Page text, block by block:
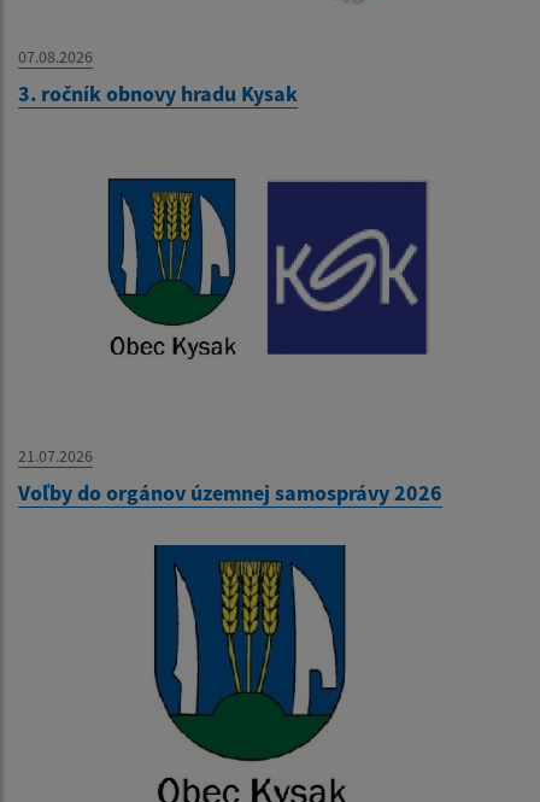
07.08.2026
3. ročník obnovy hradu Kysak
21.07.2026
Voľby do orgánov územnej samosprávy 2026